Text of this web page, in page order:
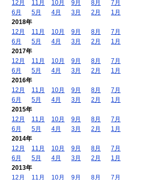
12月
11月 10月 9月 8月
7月
6月
5月 4月 3月 2月
1月
2018年
12月
11月 10月 9月 8月
7月
6月
5月 4月 3月 2月
1月
2017年
12月
11月 10月 9月 8月
7月
6月
5月 4月 3月 2月
1月
2016年
12月
11月 10月 9月 8月
7月
6月
5月 4月 3月 2月
1月
2015年
12月
11月 10月 9月 8月
7月
6月
5月 4月 3月 2月
1月
2014年
12月
11月 10月 9月 8月
7月
6月
5月 4月 3月 2月
1月
2013年
12月
11月 10月 9月 8月 7月